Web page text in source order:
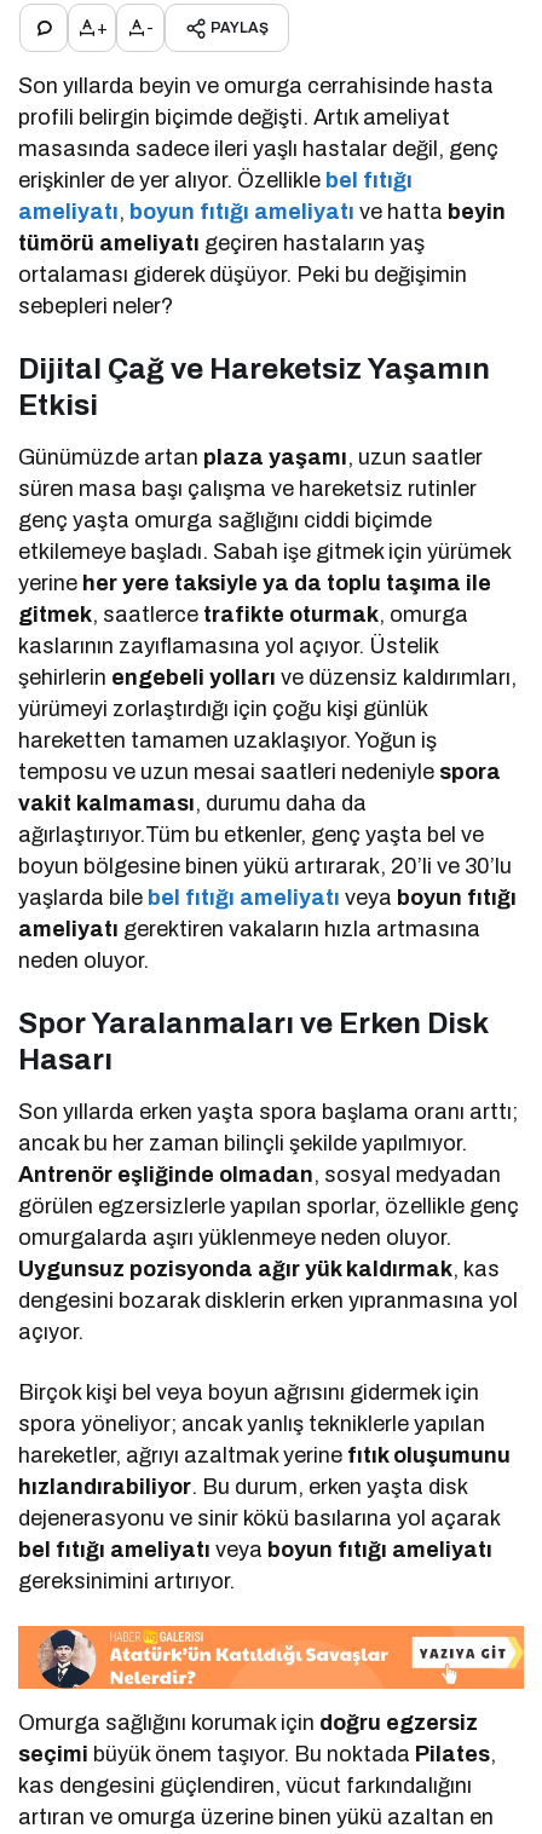
+ - PAYLAŞ
Son yıllarda beyin ve omurga cerrahisinde hasta
profili belirgin biçimde değişti. Artık ameliyat
masasında sadece ileri yaşlı hastalar değil, genç
erişkinler de yer alıyor. Özellikle bel fıtığı
ameliyatı, boyun fıtığı ameliyatı ve hatta beyin
tümörü ameliyatı geçiren hastaların yaş
ortalaması giderek düşüyor. Peki bu değişimin
sebepleri neler?
Dijital Çağ ve Hareketsiz Yaşamın
Etkisi
Günümüzde artan plaza yaşamı, uzun saatler
süren masa başı çalışma ve hareketsiz rutinler
genç yaşta omurga sağlığını ciddi biçimde
etkilemeye başladı. Sabah işe gitmek için yürümek
yerine her yere taksiyle ya da toplu taşıma ile
gitmek, saatlerce trafikte oturmak, omurga
kaslarının zayıflamasına yol açıyor. Üstelik
şehirlerin engebeli yolları ve düzensiz kaldırımları,
yürümeyi zorlaştırdığı için çoğu kişi günlük
hareketten tamamen uzaklaşıyor. Yoğun iş
temposu ve uzun mesai saatleri nedeniyle spora
vakit kalmaması, durumu daha da
ağırlaştırıyor.Tüm bu etkenler, genç yaşta bel ve
boyun bölgesine binen yükü artırarak, 20’li ve 30’lu
yaşlarda bile bel fıtığı ameliyatı veya boyun fıtığı
ameliyatı gerektiren vakaların hızla artmasına
neden oluyor.
Spor Yaralanmaları ve Erken Disk
Hasarı
Son yıllarda erken yaşta spora başlama oranı arttı;
ancak bu her zaman bilinçli şekilde yapılmıyor.
Antrenör eşliğinde olmadan, sosyal medyadan
görülen egzersizlerle yapılan sporlar, özellikle genç
omurgalarda aşırı yüklenmeye neden oluyor.
Uygunsuz pozisyonda ağır yük kaldırmak, kas
dengesini bozarak disklerin erken yıpranmasına yol
açıyor.
Birçok kişi bel veya boyun ağrısını gidermek için
spora yöneliyor; ancak yanlış tekniklerle yapılan
hareketler, ağrıyı azaltmak yerine fıtık oluşumunu
hızlandırabiliyor. Bu durum, erken yaşta disk
dejenerasyonu ve sinir kökü basılarına yol açarak
bel fıtığı ameliyatı veya boyun fıtığı ameliyatı
gereksinimini artırıyor.
Omurga sağlığını korumak için doğru egzersiz
seçimi büyük önem taşıyor. Bu noktada Pilates,
kas dengesini güçlendiren, vücut farkındalığını
artıran ve omurga üzerine binen yükü azaltan en